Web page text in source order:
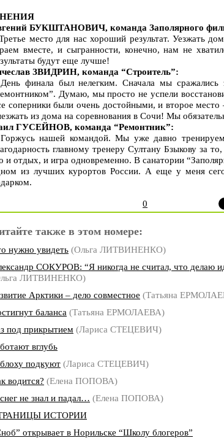
БУКШТАНОВИЧ, команда Заполярного
место для нас хороший результат. Уезжать
вместе, и сыгранности, конечно, нам не
будут еще лучше!
ЗВИДРИН, команда “Строитель”:
финала был нелегким. Сначала мы
Думаю, мы просто не успели
соперники были очень достойными, и второе место
из дома на соревнования в Сочи! Мы
ГУСЕЙНОВ, команда “Ремонтник”:
нашей командой. Мы уже давно
главному тренеру Султану Бзыкову за
и отдых, и игра одновременно. В санатории
из лучших курортов России. А еще у меня
0
также в этом номере:
нужно увидеть (Ольга ЛИТВИНЕНКО)
СОКУРОВ: “Я никогда не считал, что делаю
ЛИТВИНЕНКО)
Арктики – дело совместное (Татьяна
баланса (Татьяна ЕРМОЛАЕВА)
под прикрытием (Лариса СТЕЦЕВИЧ)
вглубь
подкуют (Лариса СТЕЦЕВИЧ)
водится? (Елена ПОПОВА)
не знал и падал… (Елена ПОПОВА)
ИСТОРИИ
открывает в Норильске “Школу блогеров”